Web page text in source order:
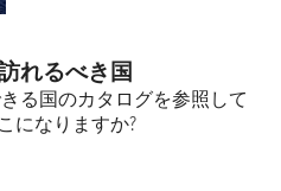
れるべき国
る国のカタログを参照して
になりますか?